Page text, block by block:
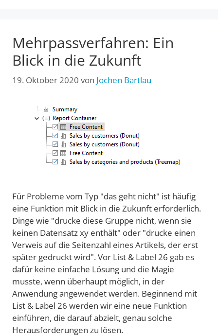
Mehrpassverfahren: Ein
Blick in die Zukunft
19. Oktober 2020 von Jochen Bartlau
Für Probleme vom Typ "das geht nicht" ist häufig
eine Funktion mit Blick in die Zukunft erforderlich.
Dinge wie "drucke diese Gruppe nicht, wenn sie
keinen Datensatz xy enthält" oder "drucke einen
Verweis auf die Seitenzahl eines Artikels, der erst
später gedruckt wird". Vor List & Label 26 gab es
dafür keine einfache Lösung und die Magie
musste, wenn überhaupt möglich, in der
Anwendung angewendet werden. Beginnend mit
List & Label 26 werden wir eine neue Funktion
einführen, die darauf abzielt, genau solche
Herausforderungen zu lösen.